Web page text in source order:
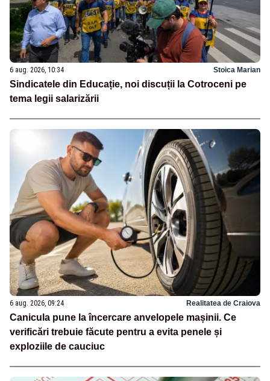
6 aug. 2026, 10:34 Stoica Marian
Sindicatele din Educație, noi discuții la Cotroceni pe
tema legii salarizării
6 aug. 2026, 09:24 Realitatea de Craiova
Canicula pune la încercare anvelopele mașinii. Ce
verificări trebuie făcute pentru a evita penele și
exploziile de cauciuc